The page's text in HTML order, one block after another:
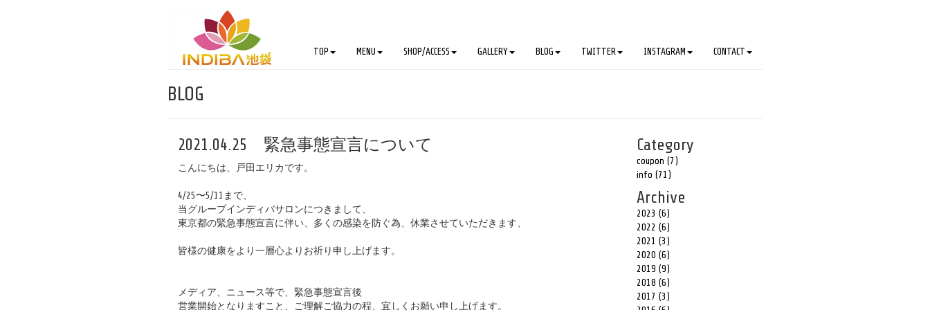
TOP MENU SHOP/ACCESS GALLERY BLOG TWITTER INSTAGRAM CONTACT
BLOG
2021.04.25 緊急事態宣言について
こんにちは、戸田エリカです。
4/25〜5/11まで、
当グループインディバサロンにつきまして、
東京都の緊急事態宣言に伴い、多くの感染を防ぐ為、休業させていただきます、
皆様の健康をより一層心よりお祈り申し上げます。
メディア、ニュース等で、緊急事態宣言後
営業開始となりますこと、ご理解ご協力の程、宜しくお願い申し上げます。
Category
coupon (7)
info (71)
Archive
2023 (6)
2022 (6)
2021 (3)
2020 (6)
2019 (9)
2018 (6)
2017 (3)